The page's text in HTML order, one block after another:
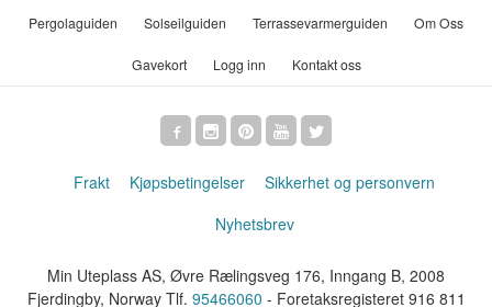
Pergolaguiden Solseilguiden Terrassevarmerguiden Om Oss
Gavekort Logg inn Kontakt oss
Frakt Kjøpsbetingelser
Sikkerhet og personvern
Nyhetsbrev
Min Uteplass AS, Øvre Rælingsveg 176, Inngang B, 2008
Fjerdingby, Norway Tlf. 95466060 - Foretaksregisteret 916 811